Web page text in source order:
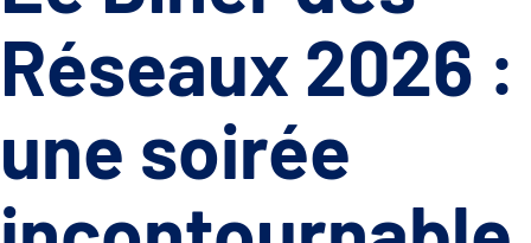
Réseaux 2026 :
une soirée